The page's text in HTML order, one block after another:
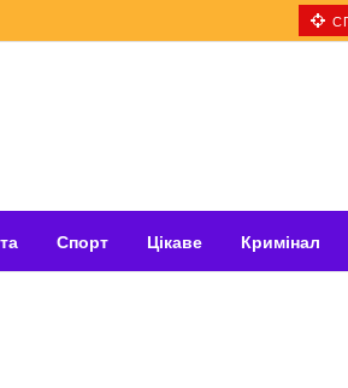
Спорт Цікаве Кримінал